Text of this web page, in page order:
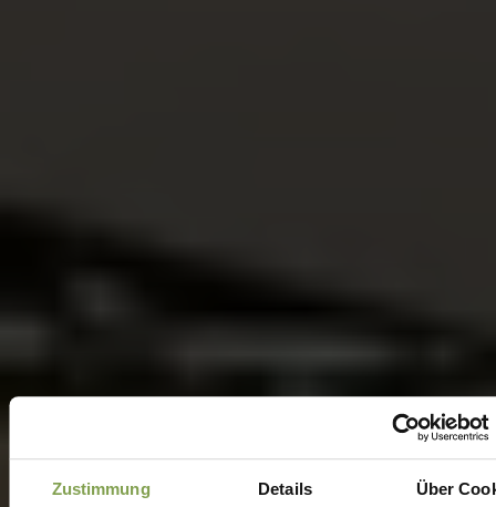
Zustimmung Details Über